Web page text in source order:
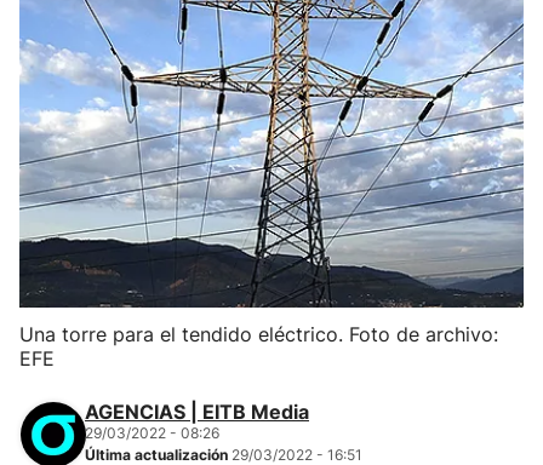
Una torre para el tendido eléctrico. Foto de archivo:
EFE
AGENCIAS | EITB Media
29/03/2022 - 08:26
Última actualización 29/03/2022 - 16:51